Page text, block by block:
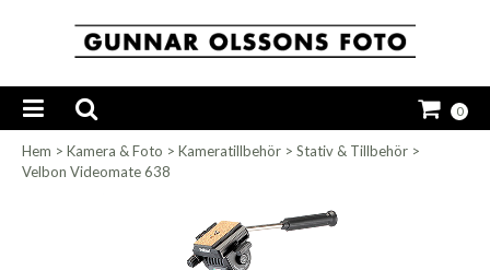
0
Hem > Kamera & Foto > Kameratillbehör > Stativ & Tillbehör >
Velbon Videomate 638